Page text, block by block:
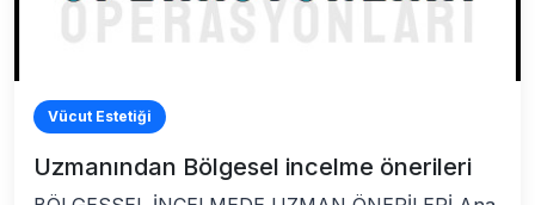
Vücut Estetiği
Uzmanından Bölgesel incelme önerileri